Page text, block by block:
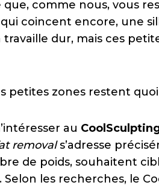
comme nous, vous
coincent encore, une
travaille dur, mais ces
petites zones restent quoi
au
removals’adresse
de poids, souhaitent
Selon les recherches, le